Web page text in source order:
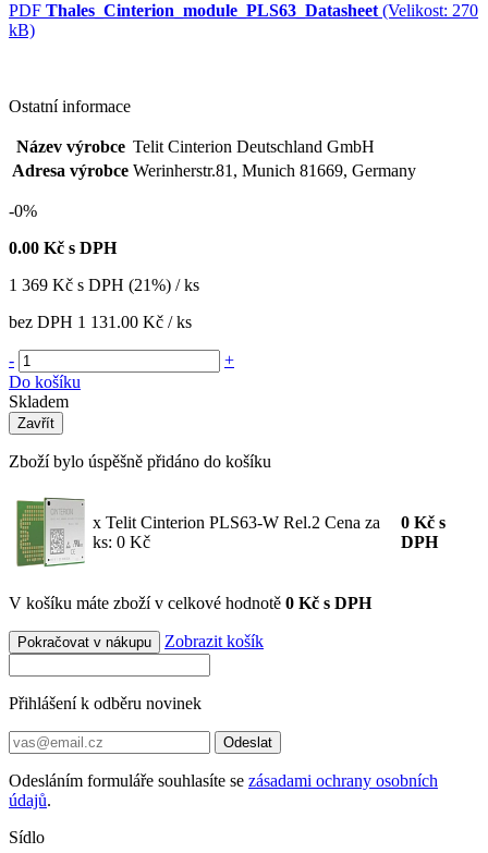
PDF Thales_Cinterion_module_PLS63_Datasheet (Velikost: 270
kB)
Ostatní informace
Název výrobce Telit Cinterion Deutschland GmbH
Adresa výrobce Werinherstr.81, Munich 81669, Germany
-0%
0.00 Kč s DPH
1 369 Kč s DPH (21%) / ks
bez DPH 1 131.00 Kč / ks
-
+
Do košíku
Skladem
Zavřít
Zboží bylo úspěšně přidáno do košíku
x Telit Cinterion PLS63-W Rel.2 Cena za
ks: 0 Kč
0 Kč s
DPH
V košíku máte zboží v celkové hodnotě 0 Kč s DPH
Pokračovat v nákupu Zobrazit košík
Přihlášení k odběru novinek
Odeslat
Odesláním formuláře souhlasíte se zásadami ochrany osobních
údajů.
Sídlo